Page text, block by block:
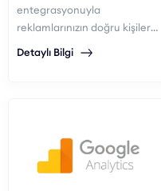
entegrasyonuyla
reklamlarınızın doğru kişilere
gösterilmesini sağlayabilir ve
reklam sonuçlarını
Detaylı Bilgi